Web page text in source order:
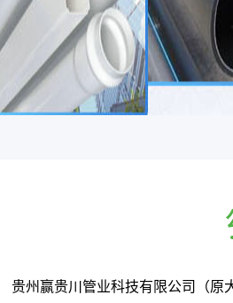
贵州赢贵川管业科技有限公司（原